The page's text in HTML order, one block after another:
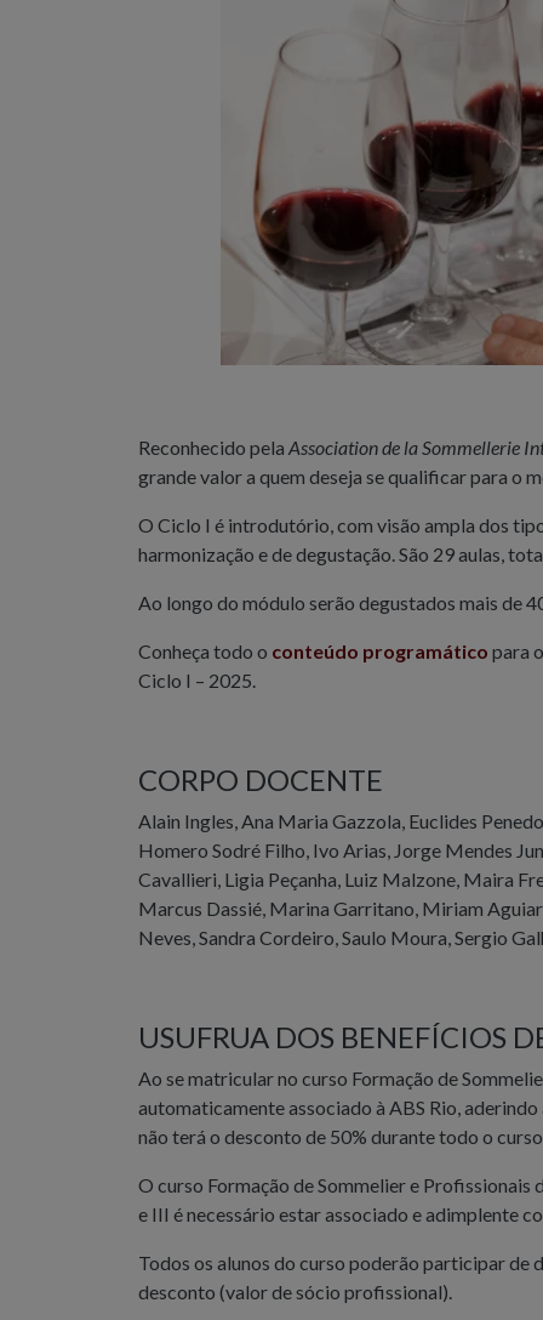
Reconhecido pela Association de la Sommellerie
grande valor a quem deseja se qualificar para o
O Ciclo I é introdutório, com visão ampla dos
harmonização e de degustação. São 29 aulas,
Ao longo do módulo serão degustados mais de
Conheça todo o conteúdo programático para
Ciclo I – 2025.
CORPO DOCENTE
Alain Ingles, Ana Maria Gazzola, Euclides
Homero Sodré Filho, Ivo Arias, Jorge Mendes
Cavallieri, Ligia Peçanha, Luiz Malzone, Maira
Marcus Dassié, Marina Garritano, Miriam
Neves, Sandra Cordeiro, Saulo Moura, Sergio
USUFRUA DOS BENEFÍCIOS
Ao se matricular no curso Formação de
automaticamente associado à ABS Rio,
não terá o desconto de 50% durante todo o
O curso Formação de Sommelier e Profissionais
e III é necessário estar associado e adimplente
Todos os alunos do curso poderão participar
desconto (valor de sócio profissional).